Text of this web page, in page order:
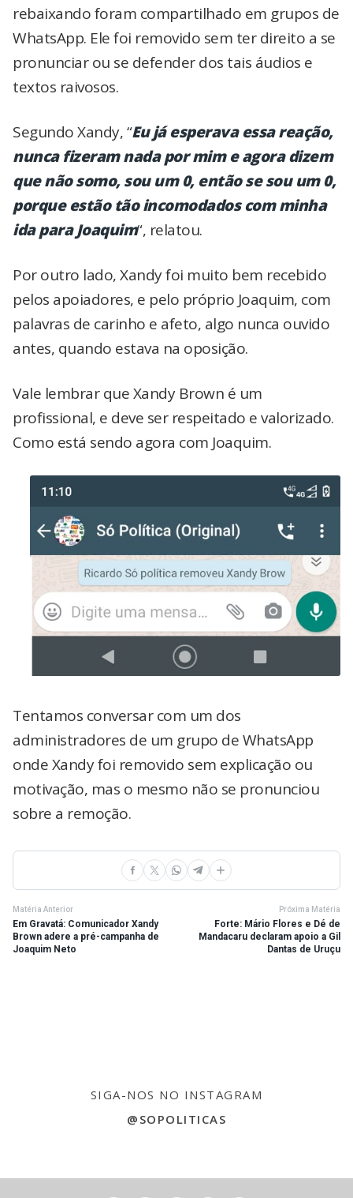
rebaixando foram compartilhado em grupos de
WhatsApp. Ele foi removido sem ter direito a se
pronunciar ou se defender dos tais áudios e
textos raivosos.
Segundo Xandy, “Eu já esperava essa reação,
nunca fizeram nada por mim e agora dizem
que não somo, sou um 0, então se sou um 0,
porque estão tão incomodados com minha
ida para Joaquim“, relatou.
Por outro lado, Xandy foi muito bem recebido
pelos apoiadores, e pelo próprio Joaquim, com
palavras de carinho e afeto, algo nunca ouvido
antes, quando estava na oposição.
Vale lembrar que Xandy Brown é um
profissional, e deve ser respeitado e valorizado.
Como está sendo agora com Joaquim.
Tentamos conversar com um dos
administradores de um grupo de WhatsApp
onde Xandy foi removido sem explicação ou
motivação, mas o mesmo não se pronunciou
sobre a remoção.
Matéria Anterior
Em Gravatá: Comunicador Xandy
Brown adere a pré-campanha de
Joaquim Neto
Próxima Matéria
Forte: Mário Flores e Dé de
Mandacaru declaram apoio a Gil
Dantas de Uruçu
SIGA-NOS NO INSTAGRAM
@SOPOLITICAS